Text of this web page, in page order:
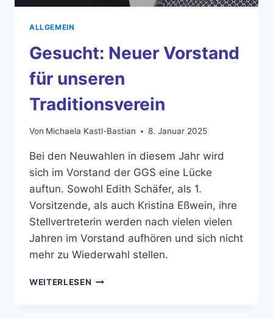
ALLGEMEIN
Gesucht: Neuer Vorstand
für unseren
Traditionsverein
Von Michaela Kastl-Bastian 8. Januar 2025
Bei den Neuwahlen in diesem Jahr wird
sich im Vorstand der GGS eine Lücke
auftun. Sowohl Edith Schäfer, als 1.
Vorsitzende, als auch Kristina Eßwein, ihre
Stellvertreterin werden nach vielen vielen
Jahren im Vorstand aufhören und sich nicht
mehr zu Wiederwahl stellen.
WEITERLESEN GESUCHT: